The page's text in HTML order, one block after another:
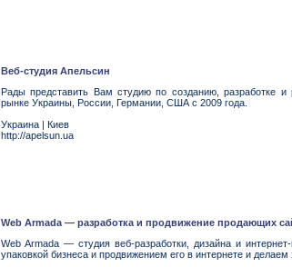
Веб-студия Апельсин
Рады представить Вам студию по созданию, разработке
рынке Украины, России, Германии, США с 2009 года.
Украина | Киев
http://apelsun.ua
Web Armada — разработка и продвижение продающих
Web Armada — студия веб-разработки, дизайна и
упаковкой бизнеса и продвижением его в интернете и делаем